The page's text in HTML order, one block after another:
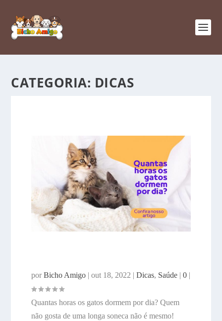
CATEGORIA: DICAS
porBicho Amigo| out 18, 2022 | Dicas, Saúde| 0 |
Quantas horas os gatos dormem por dia? Quem
não gosta de uma longa soneca não é mesmo!